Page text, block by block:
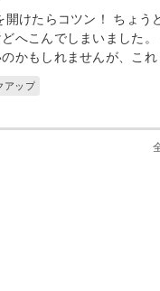
開けたらコツン！ ちょう
へこんでしまいました
かもしれませんが、こ
アップ